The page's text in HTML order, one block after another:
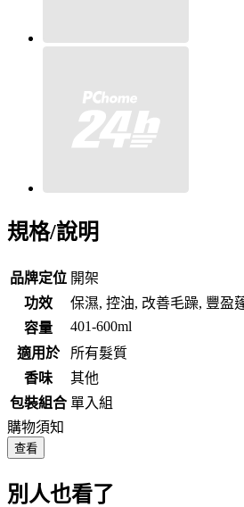
規格/說明
品牌定位 開架
功效
保濕, 控油, 改善毛躁, 豐盈
容量
401-600ml
適用於
所有髮質
香味
其他
包裝組合 單入組
購物須知
查看
別人也看了